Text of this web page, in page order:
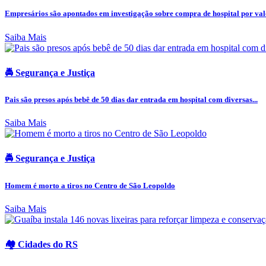
Empresários são apontados em investigação sobre compra de hospital por
Saiba Mais
🚔 Segurança e Justiça
Pais são presos após bebê de 50 dias dar entrada em hospital com diversas...
Saiba Mais
🚔 Segurança e Justiça
Homem é morto a tiros no Centro de São Leopoldo
Saiba Mais
🏘️ Cidades do RS